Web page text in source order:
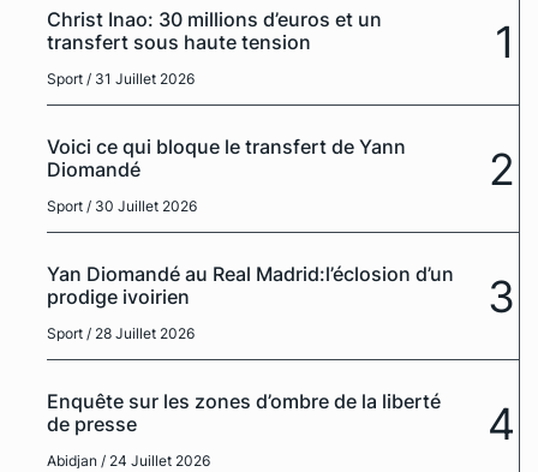
Christ Inao: 30 millions d’euros et un
transfert sous haute tension
Sport / 31 Juillet 2026
1
Voici ce qui bloque le transfert de Yann
Diomandé
Sport / 30 Juillet 2026
2
Yan Diomandé au Real Madrid:l’éclosion d’un
prodige ivoirien
Sport / 28 Juillet 2026
3
Enquête sur les zones d’ombre de la liberté
de presse
Abidjan / 24 Juillet 2026
4